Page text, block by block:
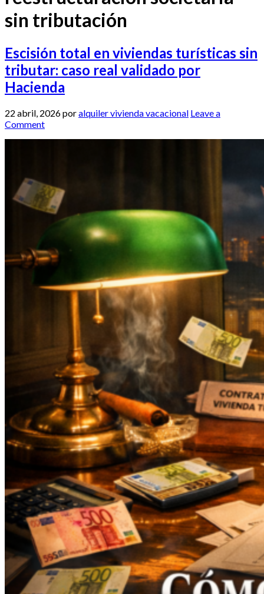
sin tributación
Escisión total en viviendas turísticas sin
tributar: caso real validado por
Hacienda
22 abril, 2026poralquiler vivienda vacacional Leave a
Comment